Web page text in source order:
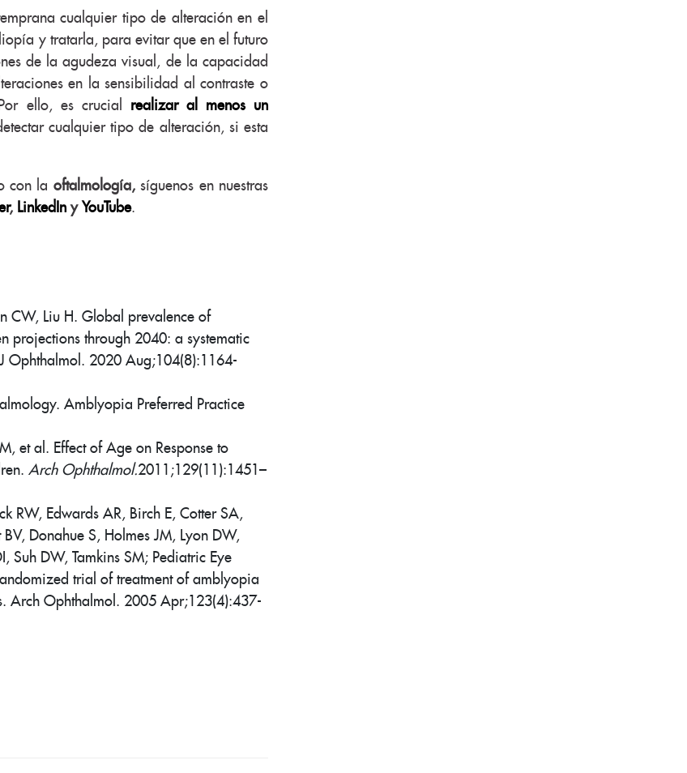
cualquier tipo de alteración en el
y tratarla, para evitar que en el futuro
de la agudeza visual, de la capacidad
en la sensibilidad al contraste o
ello, es crucial realizar al menos un
cualquier tipo de alteración, si esta
con la oftalmología,síguenos en nuestras
, LinkedInyYouTube.
CW, Liu H. Global prevalence of
projections through 2040: a systematic
Ophthalmol. 2020 Aug;104(8):1164-
Amblyopia Preferred Practice
et al. Effect of Age on Response to
Arch Ophthalmol.2011;129(11):1451–
RW, Edwards AR, Birch E, Cotter SA,
Donahue S, Holmes JM, Lyon DW,
Suh DW, Tamkins SM; Pediatric Eye
trial of treatment of amblyopia
Arch Ophthalmol. 2005 Apr;123(4):437-